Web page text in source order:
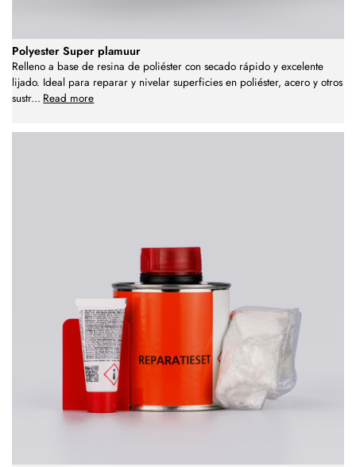
Polyester Super plamuur
Relleno a base de resina de poliéster con secado rápido y excelente
lijado. Ideal para reparar y nivelar superficies en poliéster, acero y otros
sustr... Read more